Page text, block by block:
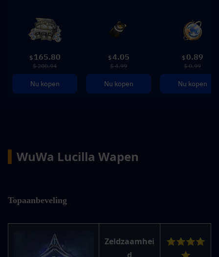
$ 165.80
$ 200.94
Nu kopen
$4.05
$ 4.99
Nu kopen
$ 0.89
$ 0.99
Nu kopen
WuWa Lucilla Wapen
Topaanbeveling
Zeldzaamhei
⭐⭐⭐⭐